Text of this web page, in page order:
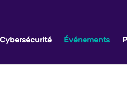
Cybersécurité Événements